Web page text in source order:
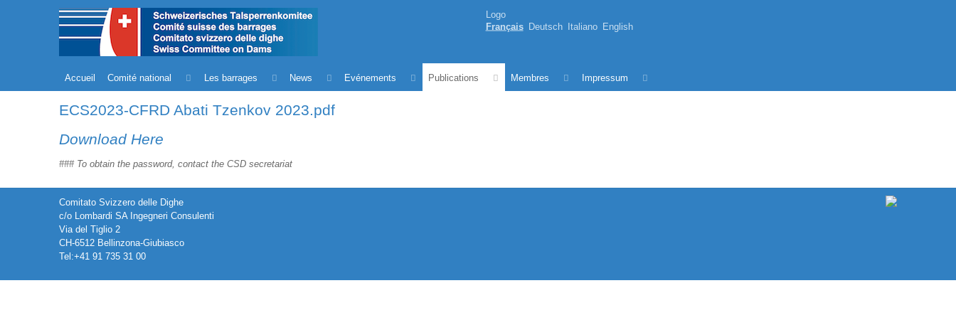
Logo
Français
Deutsch Italiano English
Accueil Comité national Les barrages News Evénements Publications Membres Impressum
ECS2023-CFRD Abati Tzenkov 2023.pdf
Download Here
### To obtain the password, contact the CSD secretariat
Comitato Svizzero delle Dighe
c/o Lombardi SA Ingegneri Consulenti
Via del Tiglio 2
CH-6512 Bellinzona-Giubiasco
Tel:+41 91 735 31 00